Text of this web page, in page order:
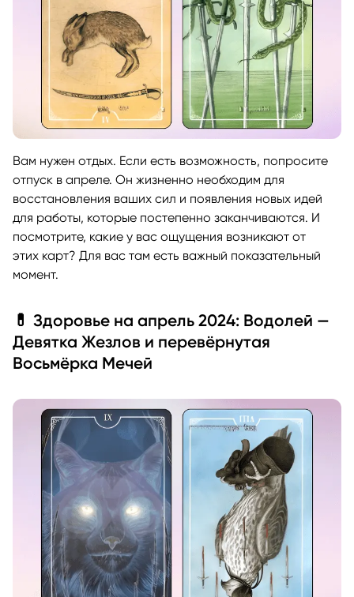
Вам нужен отдых. Если есть возможность, попросите
отпуск в апреле. Он жизненно необходим для
восстановления ваших сил и появления новых идей
для работы, которые постепенно заканчиваются. И
посмотрите, какие у вас ощущения возникают от
этих карт? Для вас там есть важный показательный
момент.
💊 Здоровье на апрель 2024: Водолей —
Девятка Жезлов и перевёрнутая
Восьмёрка Мечей